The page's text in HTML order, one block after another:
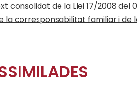
consolidat de la Llei 17/2008
la corresponsabilitat familiar i